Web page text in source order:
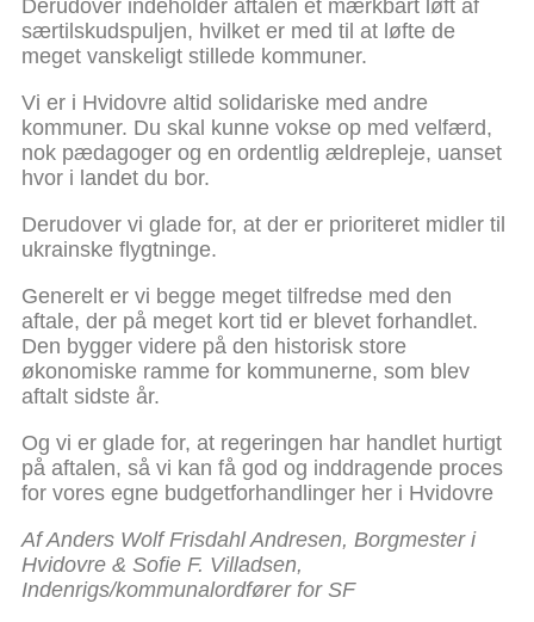
Derudover indeholder aftalen et mærkbart løft af
særtilskudspuljen, hvilket er med til at løfte de
meget vanskeligt stillede kommuner.
Vi er i Hvidovre altid solidariske med andre
kommuner. Du skal kunne vokse op med velfærd,
nok pædagoger og en ordentlig ældrepleje, uanset
hvor i landet du bor.
Derudover vi glade for, at der er prioriteret midler til
ukrainske flygtninge.
Generelt er vi begge meget tilfredse med den
aftale, der på meget kort tid er blevet forhandlet.
Den bygger videre på den historisk store
økonomiske ramme for kommunerne, som blev
aftalt sidste år.
Og vi er glade for, at regeringen har handlet hurtigt
på aftalen, så vi kan få god og inddragende proces
for vores egne budgetforhandlinger her i Hvidovre
Af Anders Wolf Frisdahl Andresen, Borgmester i
Hvidovre & Sofie F. Villadsen,
Indenrigs/kommunalordfører for SF